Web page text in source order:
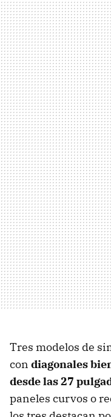
Tres modelos de
con diagonales
desde las 27
paneles curvos o